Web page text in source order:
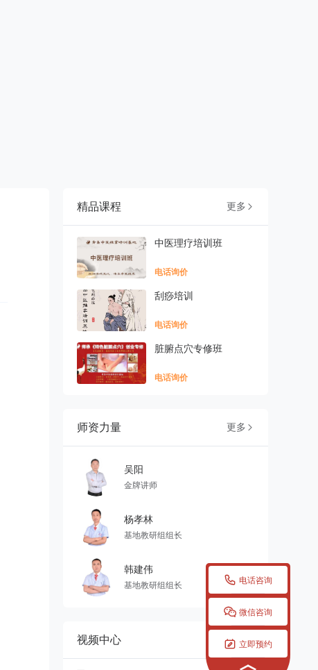
 电话咨询
 微信咨询
 立即预约
精品课程 更多 
中医理疗培训班
电话询价
刮痧培训
电话询价
脏腑点穴专修班
电话询价
师资力量 更多 
吴阳
金牌讲师
杨孝林
基地教研组组长
韩建伟
基地教研组组长
视频中心